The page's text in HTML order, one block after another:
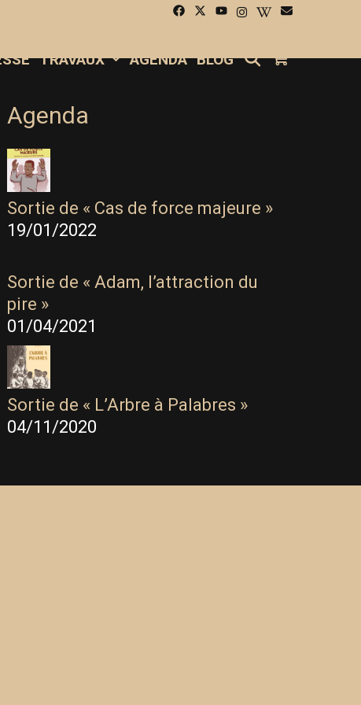
TRAVAUX AGENDA BLOG SEARCH
Agenda
Sortie de « Cas de force majeure »
19/01/2022
Sortie de « Adam, l’attraction du
pire »
01/04/2021
Sortie de « L’Arbre à Palabres »
04/11/2020